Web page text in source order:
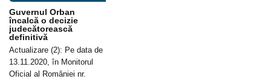
Guvernul Orban
încalcă o decizie
judecătorească
definitivă
Actualizare (2): Pe data de
13.11.2020, în Monitorul
Oficial al României nr.